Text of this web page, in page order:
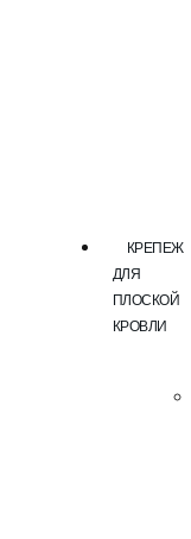
КРЕПЕЖ
ДЛЯ
ПЛОСКОЙ
КРОВЛИ